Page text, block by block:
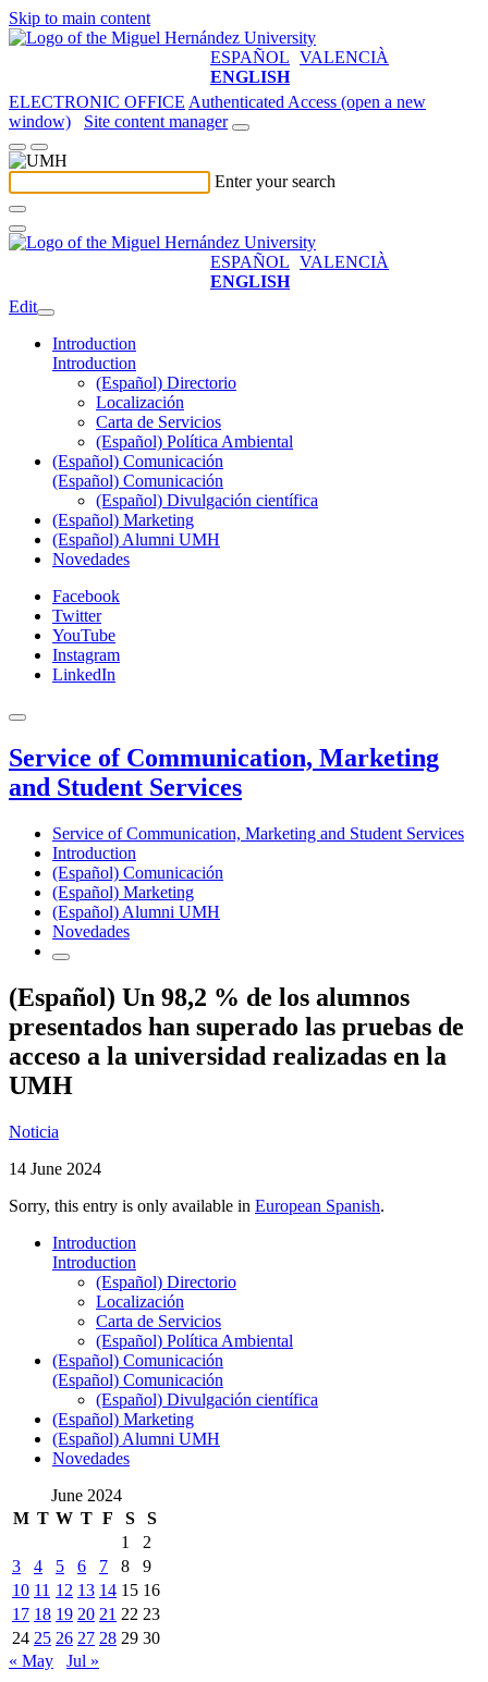
Skip to main content
ESPAÑOL VALENCIÀ
ENGLISH
ELECTRONIC OFFICE Authenticated Access (open a new
window)
Site content manager
Enter your search
ESPAÑOL VALENCIÀ
ENGLISH
Edit
Introduction
Introduction
(Español) Directorio
Localización
Carta de Servicios
(Español) Política Ambiental
(Español) Comunicación
(Español) Comunicación
(Español) Divulgación científica
(Español) Marketing
(Español) Alumni UMH
Novedades
Facebook
Twitter
YouTube
Instagram
LinkedIn
Service of Communication, Marketing
and Student Services
Service of Communication, Marketing and Student Services
Introduction
(Español) Comunicación
(Español) Marketing
(Español) Alumni UMH
Novedades
(Español) Un 98,2 % de los alumnos
presentados han superado las pruebas de
acceso a la universidad realizadas en la
UMH
Noticia
14 June 2024
Sorry, this entry is only available in European Spanish.
Introduction
Introduction
(Español) Directorio
Localización
Carta de Servicios
(Español) Política Ambiental
(Español) Comunicación
(Español) Comunicación
(Español) Divulgación científica
(Español) Marketing
(Español) Alumni UMH
Novedades
June 2024
M T W T F S
S
1
2
3
4 5 6 7 8
9
10 11 12 13 14 15 16
17 18 19 20 21 22 23
24 25 26 27 28 29 30
« May
Jul »